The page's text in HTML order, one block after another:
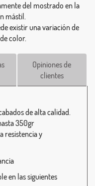
del mostrado en la
mástil.
existir una variación de
color.
Opiniones de
clientes
de alta calidad.
350gr
resistencia y
en las siguientes